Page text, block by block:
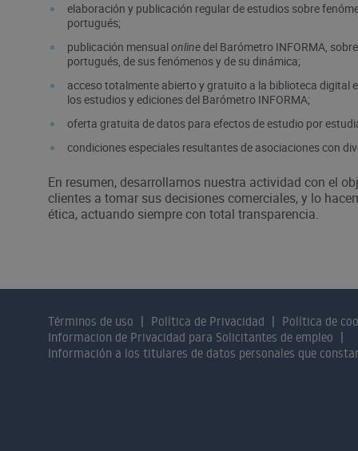
elaboración y publicación regular de estudios sobre
portugués;
publicación mensualonlinedel Barómetro INFORMA,
portugués, de sus fenómenos y de su dinámica;
acceso totalmente abierto y gratuito a la biblioteca digital
los estudios y ediciones del Barómetro INFORMA;
oferta gratuita de datos para efectos de estudio por
condiciones especiales resultantes de asociaciones con
En resumen, desarrollamos nuestra actividad con el
clientes a tomar sus decisiones comerciales, y lo
ética, actuando siempre con total transparencia.
Términos de uso Política de Privacidad
Política de
Informacion de Privacidad para Solicitantes de empleo
Información a los titulares de datos personales que